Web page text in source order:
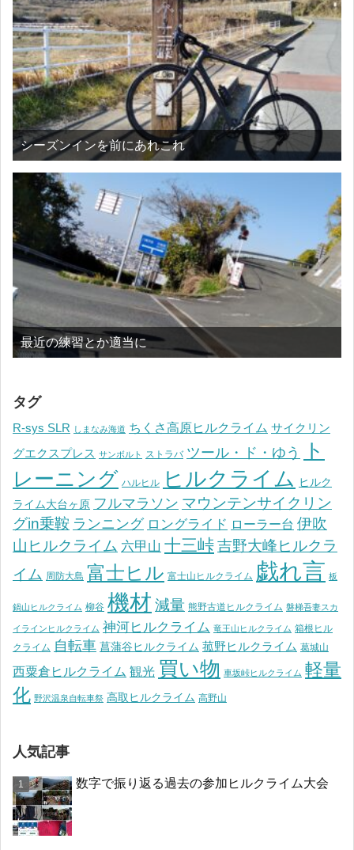
シーズンインを前にあれこれ
最近の練習とか適当に
タグ
R-sys SLR しまなみ海道 ちくさ高原ヒルクライム サイクリン
グエクスプレス サンボルト ストラバ ツール・ド・ゆう
ト
レーニング ハルヒル ヒルクライム ヒルク
ライム大台ヶ原 フルマラソン マウンテンサイクリン
グin乗鞍 ランニング ロングライド ローラー台 伊吹
山ヒルクライム 六甲山 十三峠吉野大峰ヒルクラ
イム 周防大島 富士ヒル 富士山ヒルクライム 戯れ言 板
鍋山ヒルクライム 柳谷 機材 減量 熊野古道ヒルクライム 磐梯吾妻スカ
イラインヒルクライム 神河ヒルクライム 竜王山ヒルクライム 箱根ヒル
クライム 自転車 菖蒲谷ヒルクライム 菰野ヒルクライム 葛城山
西粟倉ヒルクライム 観光 買い物 車坂峠ヒルクライム 軽量
化 野沢温泉自転車祭 高取ヒルクライム 高野山
人気記事
数字で振り返る過去の参加ヒルクライム大会